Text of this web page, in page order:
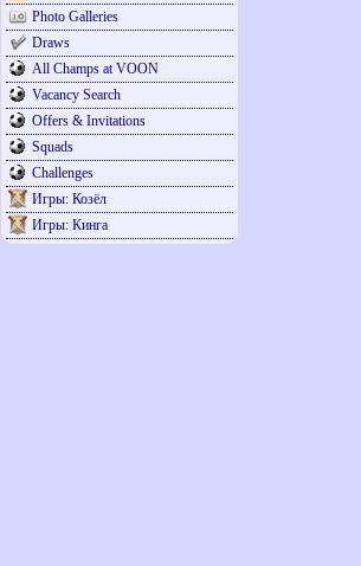
Photo Galleries
Draws
All Champs at VOON
Vacancy Search
Offers & Invitations
Squads
Challenges
Игры: Козёл
Игры: Кинга